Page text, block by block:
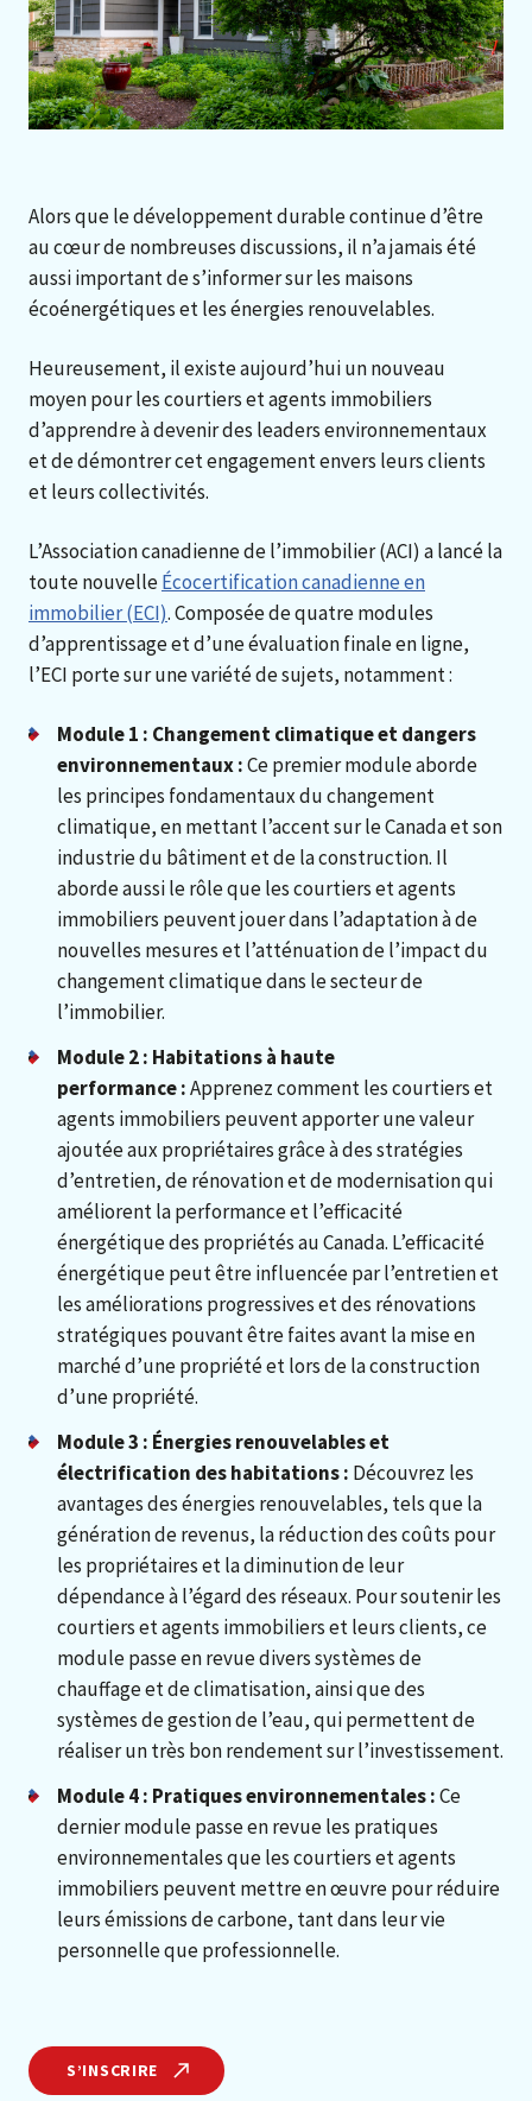
Alors que le développement durable continue d’être
au cœur de nombreuses discussions, il n’a jamais été
aussi important de s’informer sur les maisons
écoénergétiques et les énergies renouvelables.
Heureusement, il existe aujourd’hui un nouveau
moyen pour les courtiers et agents immobiliers
d’apprendre à devenir des leaders environnementaux
et de démontrer cet engagement envers leurs clients
et leurs collectivités.
L’Association canadienne de l’immobilier (ACI) a lancé la
toute nouvelleÉcocertification canadienne en
immobilier (ECI). Composée de quatre modules
d’apprentissage et d’une évaluation finale en ligne,
l’ECI porte sur une variété de sujets, notamment :
Module 1 : Changement climatique et dangers
environnementaux :Ce premier module aborde
les principes fondamentaux du changement
climatique, en mettant l’accent sur le Canada et son
industrie du bâtiment et de la construction. Il
aborde aussi le rôle que les courtiers et agents
immobiliers peuvent jouer dans l’adaptation à de
nouvelles mesures et l’atténuation de l’impact du
changement climatique dans le secteur de
l’immobilier.
Module 2 : Habitations à haute
performance :Apprenez comment les courtiers et
agents immobiliers peuvent apporter une valeur
ajoutée aux propriétaires grâce à des stratégies
d’entretien, de rénovation et de modernisation qui
améliorent la performance et l’efficacité
énergétique des propriétés au Canada. L’efficacité
énergétique peut être influencée par l’entretien et
les améliorations progressives et des rénovations
stratégiques pouvant être faites avant la mise en
marché d’une propriété et lors de la construction
d’une propriété.
Module 3 : Énergies renouvelables et
électrification des habitations : Découvrez les
avantages des énergies renouvelables, tels que la
génération de revenus, la réduction des coûts pour
les propriétaires et la diminution de leur
dépendance à l’égard des réseaux. Pour soutenir les
courtiers et agents immobiliers et leurs clients, ce
module passe en revue divers systèmes de
chauffage et de climatisation, ainsi que des
systèmes de gestion de l’eau, qui permettent de
réaliser un très bon rendement sur l’investissement.
Module 4 : Pratiques environnementales :Ce
dernier module passe en revue les pratiques
environnementales que les courtiers et agents
immobiliers peuvent mettre en œuvre pour réduire
leurs émissions de carbone, tant dans leur vie
personnelle que professionnelle.
S’INSCRIRE